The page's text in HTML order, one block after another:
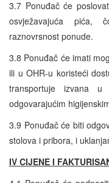
3.7 Ponuđač će
osvježavajuća pića,
raznovrsnost ponude.
3.8 Ponuđač će imati
ili u OHR-u koristeći
transportuje izvana
odgovarajućim
3.9 Ponuđač će biti
stolova i pribora, i
IV CIJENE I